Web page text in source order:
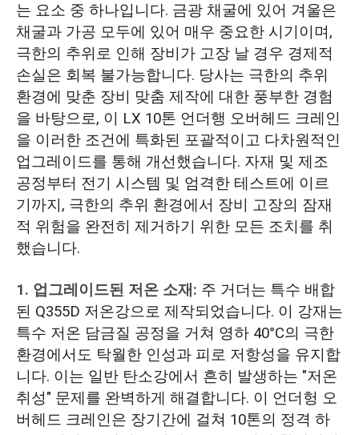
는 요소 중 하나입니다. 금광 채굴에 있어 겨울은
채굴과 가공 모두에 있어 매우 중요한 시기이며,
극한의 추위로 인해 장비가 고장 날 경우 경제적
손실은 회복 불가능합니다. 당사는 극한의 추위
환경에 맞춘 장비 맞춤 제작에 대한 풍부한 경험
을 바탕으로, 이 LX 10톤 언더행 오버헤드 크레인
을 이러한 조건에 특화된 포괄적이고 다차원적인
업그레이드를 통해 개선했습니다. 자재 및 제조
공정부터 전기 시스템 및 엄격한 테스트에 이르
기까지, 극한의 추위 환경에서 장비 고장의 잠재
적 위험을 완전히 제거하기 위한 모든 조치를 취
했습니다.
1. 업그레이드된 저온 소재: 주 거더는 특수 배합
된 Q355D 저온강으로 제작되었습니다. 이 강재는
특수 저온 담금질 공정을 거쳐 영하 40°C의 극한
환경에서도 탁월한 인성과 피로 저항성을 유지합
니다. 이는 일반 탄소강에서 흔히 발생하는 "저온
취성" 문제를 완벽하게 해결합니다. 이 언더헝 오
버헤드 크레인은 장기간에 걸쳐 10톤의 정격 하